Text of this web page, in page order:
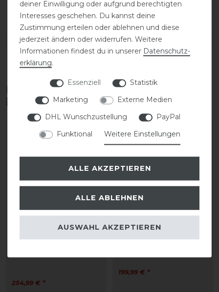
DETAILS ZUR PRODUKTSICHERHEIT
Diese Produkte könnten dich auch
interessieren
254,99 € *
199,99 € *
deiner Einwilligung oder aufgrund berechtigten
Interesses geschehen. Du kannst deine
Zustimmung erteilen oder ablehnen und diese
jederzeit ändern oder widerrufen. Weitere
Informationen findest du in unserer Daten­schutz­
erklärung.
Essenziell
Statistik
Marketing
Externe Medien
DHL Wunschzustellung
PayPal
Funktional
Weitere Einstellungen
ALLE AKZEPTIEREN
ALLE ABLEHNEN
AUSWAHL AKZEPTIEREN